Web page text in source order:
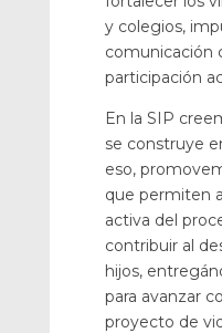
y colegios,
comunicación
participación
En la SIP
se construye
eso,
que permiten
activa del
contribuir al
hijos,
para avanzar
proyecto de